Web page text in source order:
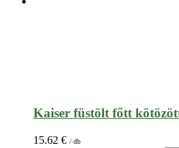
Kaiser füstölt főtt
15.62 € / db